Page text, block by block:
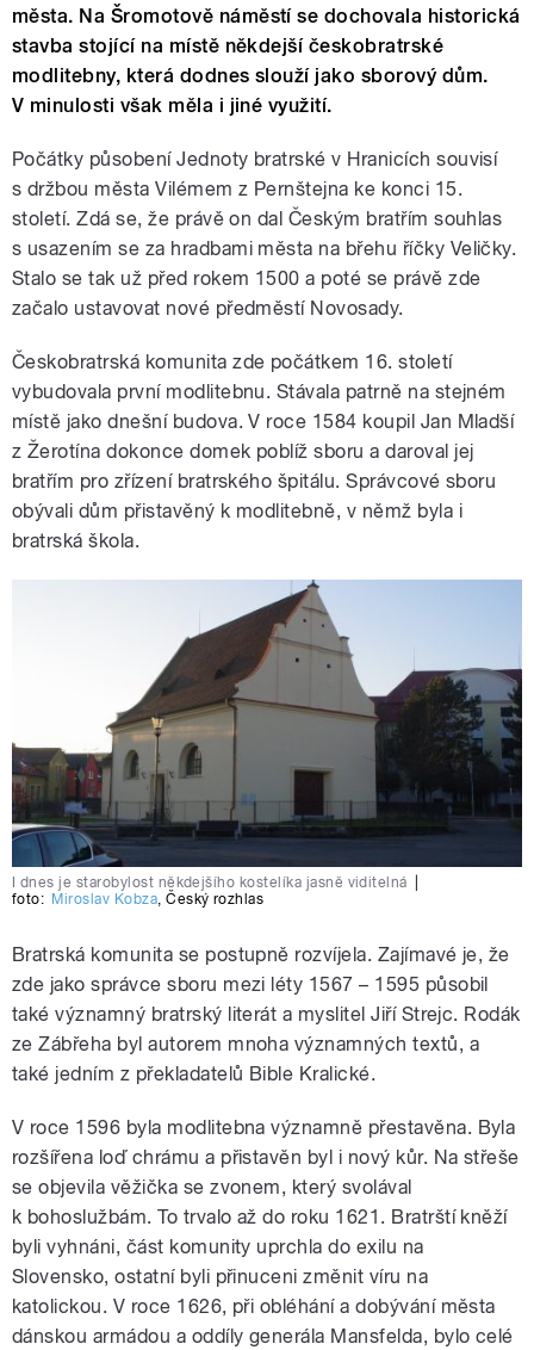
města. Na Šromotově náměstí se dochovala historická
stavba stojící na místě někdejší českobratrské
modlitebny, která dodnes slouží jako sborový dům.
V minulosti však měla i jiné využití.
Počátky působení Jednoty bratrské v Hranicích souvisí
s držbou města Vilémem z Pernštejna ke konci 15.
století. Zdá se, že právě on dal Českým bratřím souhlas
s usazením se za hradbami města na břehu říčky Veličky.
Stalo se tak už před rokem 1500 a poté se právě zde
začalo ustavovat nové předměstí Novosady.
Českobratrská komunita zde počátkem 16. století
vybudovala první modlitebnu. Stávala patrně na stejném
místě jako dnešní budova. V roce 1584 koupil Jan Mladší
z Žerotína dokonce domek poblíž sboru a daroval jej
bratřím pro zřízení bratrského špitálu. Správcové sboru
obývali dům přistavěný k modlitebně, v němž byla i
bratrská škola.
I dnes je starobylost někdejšího kostelíka jasně viditelná
foto: Miroslav Kobza,Český rozhlas
Bratrská komunita se postupně rozvíjela. Zajímavé je, že
zde jako správce sboru mezi léty 1567 – 1595 působil
také významný bratrský literát a myslitel Jiří Strejc. Rodák
ze Zábřeha byl autorem mnoha významných textů, a
také jedním z překladatelů Bible Kralické.
V roce 1596 byla modlitebna významně přestavěna. Byla
rozšířena loď chrámu a přistavěn byl i nový kůr. Na střeše
se objevila věžička se zvonem, který svolával
k bohoslužbám. To trvalo až do roku 1621. Bratrští kněží
byli vyhnáni, část komunity uprchla do exilu na
Slovensko, ostatní byli přinuceni změnit víru na
katolickou. V roce 1626, při obléhání a dobývání města
dánskou armádou a oddíly generála Mansfelda, bylo celé